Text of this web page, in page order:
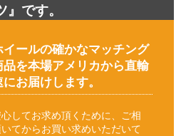
』です。
ールの確かなマッチング
を本場アメリカから直輸
お届けします。
してお求め頂くために、ご相
てからお買い求めいただいて